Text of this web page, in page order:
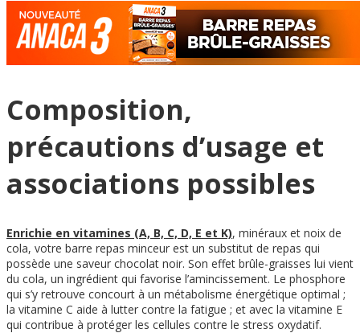
Composition,
précautions d’usage et
associations possibles
Enrichie en vitamines (A, B, C, D, E et K), minéraux et noix de
cola, votre barre repas minceur est un substitut de repas qui
possède une saveur chocolat noir. Son effet brûle-graisses lui vient
du cola, un ingrédient qui favorise l’amincissement. Le phosphore
qui s’y retrouve concourt à un métabolisme énergétique optimal ;
la vitamine C aide à lutter contre la fatigue ; et avec la vitamine E
qui contribue à protéger les cellules contre le stress oxydatif.